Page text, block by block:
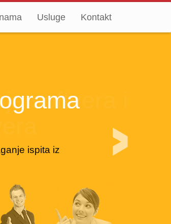
Usluge Kontakt
test centar za polaganje ispita iz
i
vašeg